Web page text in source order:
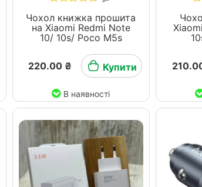
Чохол книжка прошита
на Xiaomi Redmi Note
10/ 10s/ Poco M5s
220.00 ₴ Купити
В наявності